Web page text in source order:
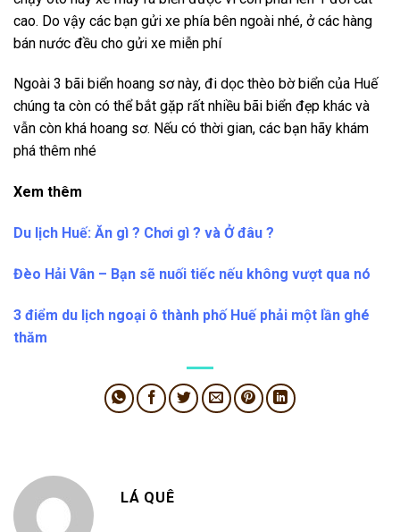
cao. Do vậy các bạn gửi xe phía bên ngoài nhé, ở các hàng
bán nước đều cho gửi xe miễn phí
Ngoài 3 bãi biển hoang sơ này, đi dọc thèo bờ biển của Huế
chúng ta còn có thể bắt gặp rất nhiều bãi biển đẹp khác và
vẫn còn khá hoang sơ. Nếu có thời gian, các bạn hãy khám
phá thêm nhé
Xem thêm
Du lịch Huế: Ăn gì ? Chơi gì ? và Ở đâu ?
Đèo Hải Vân – Bạn sẽ nuối tiếc nếu không vượt qua nó
3 điểm du lịch ngoại ô thành phố Huế phải một lần ghé
thăm
LÁ QUÊ